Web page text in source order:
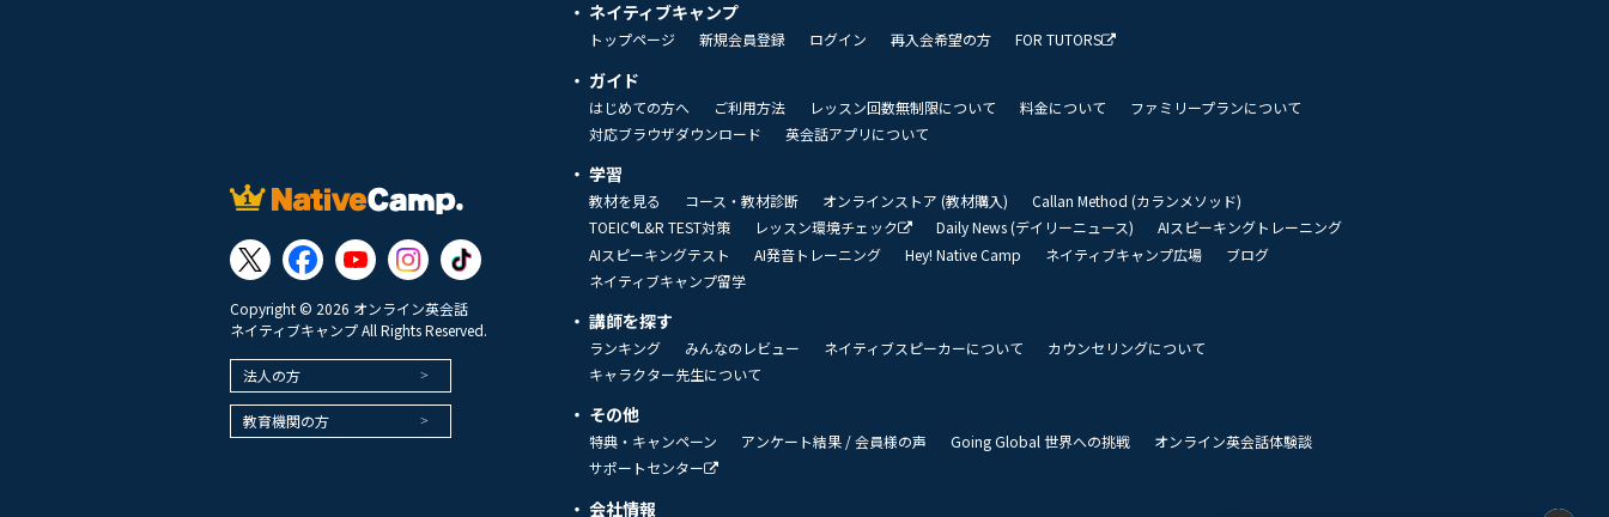
Copyright © 2026 オンライン英会話
ネイティブキャンプ All Rights Reserved.
法人の方
教育機関の方
ネイティブキャンプ
トップページ 新規会員登録 ログイン 再入会希望の方 FOR TUTORS
ガイド
はじめての方へ ご利用方法 レッスン回数無制限について 料金について
ファミリープランについて
対応ブラウザダウンロード
英会話アプリについて
学習
教材を見る コース・教材診断 オンラインストア (教材購入)
Callan Method (カランメソッド)
TOEIC®L&R TEST対策
レッスン環境チェック Daily News (デイリーニュース)
AIスピーキングトレーニング
AIスピーキングテスト
AI発音トレーニング Hey! Native Camp ネイティブキャンプ広場
ブログ
ネイティブキャンプ留学
講師を探す
ランキング みんなのレビュー ネイティブスピーカーについて
カウンセリングについて
キャラクター先生について
その他
特典・キャンペーン アンケート結果 / 会員様の声 Going Global 世界への挑戦
オンライン英会話体験談
サポートセンター
会社情報